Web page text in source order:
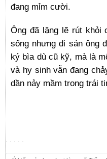
đang mỉm cười.
Ông đã lặng lẽ rút khỏi
sống nhưng di sản ông
ký bìa dù cũ kỹ, mà là
và hy sinh vẫn đang
dần nảy mầm trong trái